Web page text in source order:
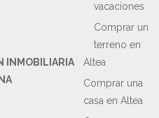
INMOBILIARIA
vacaciones
Comprar un
terreno en
Altea
Comprar una
casa en Altea